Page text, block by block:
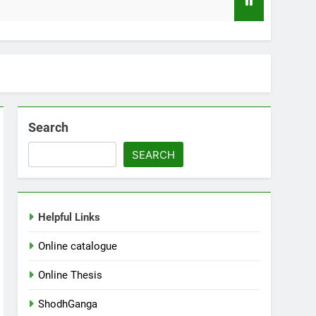
വായനക്കാരുടെ കൂട്ടായ്മ
Search
SEARCH
Helpful Links
Online catalogue
Online Thesis
ShodhGanga